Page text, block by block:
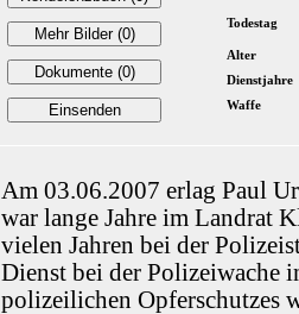
Todestag
Alter
Dienstjahre
Waffe
Am 03.06.2007 erlag Paul
war lange Jahre im Landrat
vielen Jahren bei der
Dienst bei der Polizeiwache
polizeilichen Opferschutzes